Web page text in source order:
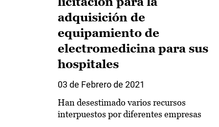
adquisición de
equipamiento de
electromedicina para sus
hospitales
03 de Febrero de 2021
Han desestimado varios recursos
interpuestos por diferentes empresas